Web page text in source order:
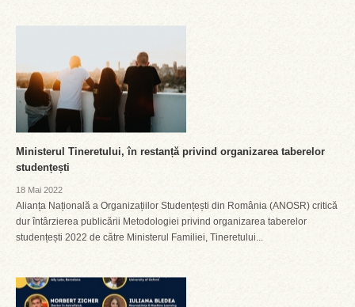
Ministerul Tineretului, în restanță privind organizarea taberelor
studențești
18 Mai 2022
Alianța Națională a Organizațiilor Studențești din România (ANOSR) critică
dur întârzierea publicării Metodologiei privind organizarea taberelor
studențești 2022 de către Ministerul Familiei, Tineretului...